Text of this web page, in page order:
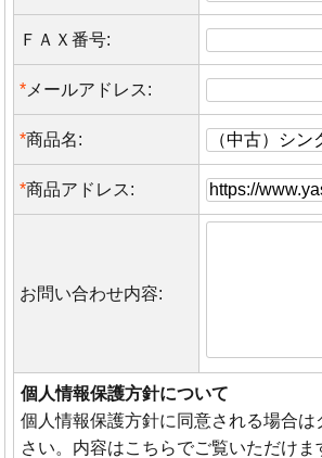
ＦＡＸ番号:
*メールアドレス:
*商品名:
*商品アドレス:
お問い合わせ内容:
個人情報保護方針について
個人情報保護方針に同意される場合は
さい。内容はこちらでご覧いただけま